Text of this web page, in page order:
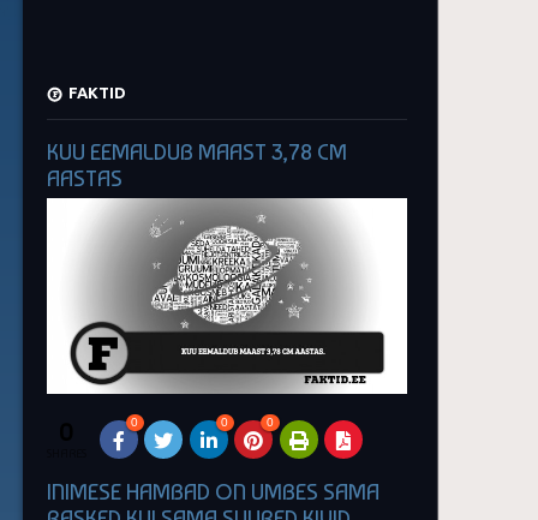
FAKTID
KUU EEMALDUB MAAST 3,78 CM
AASTAS
0 0 0 0
INIMESE HAMBAD ON UMBES SAMA